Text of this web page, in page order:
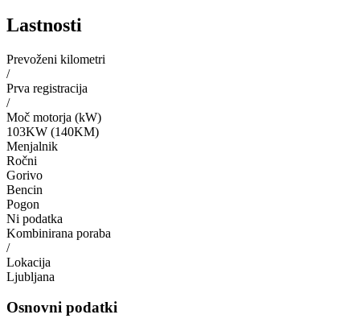
Lastnosti
Prevoženi kilometri
/
Prva registracija
/
Moč motorja (kW)
103KW (140KM)
Menjalnik
Ročni
Gorivo
Bencin
Pogon
Ni podatka
Kombinirana poraba
/
Lokacija
Ljubljana
Osnovni podatki